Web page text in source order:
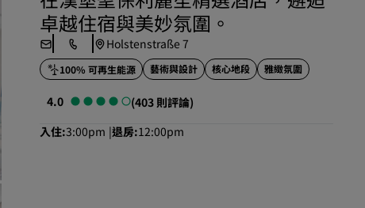
首次見面禮
當日優惠
事先預訂
查看我們的套裝方案
卓越住宿與美妙氛圍。
Holstenstraße 7
100% 可再生能源 藝術與設計 核心地段 雅緻氛圍
4.0
(403 則評論)
入住 3:00pm 退房 12:00pm